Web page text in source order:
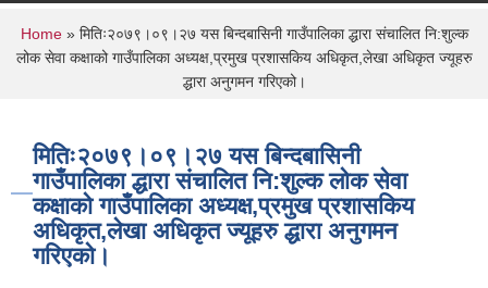
You are here
Home» मितिः२०७९।०९।२७ यस बिन्दबासिनी गाउँपालिका द्धारा संचालित नि:शुल्क
लोक सेवा कक्षाको गाउँपालिका अध्यक्ष,प्रमुख प्रशासकिय अधिकृत,लेखा अधिकृत ज्यूहरु
द्धारा अनुगमन गरिएको।
मितिः२०७९।०९।२७ यस बिन्दबासिनी
गाउँपालिका द्धारा संचालित नि:शुल्क लोक सेवा
कक्षाको गाउँपालिका अध्यक्ष,प्रमुख प्रशासकिय
अधिकृत,लेखा अधिकृत ज्यूहरु द्धारा अनुगमन
गरिएको।